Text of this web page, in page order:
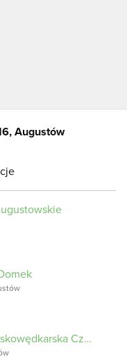
Augustów
Przystań żeglarskowędkarska Czarna Perła